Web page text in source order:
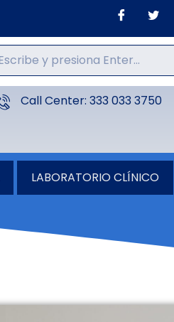
Call Center: 333 033 3750
LABORATORIO CLÍNICO